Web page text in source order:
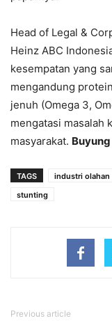
Head of Legal &
Heinz ABC
kesempatan yang
mengandung
jenuh (Omega 3,
mengatasi masalah
masyarakat. Buyung
TAGS industri olahan
stunting
Previous article